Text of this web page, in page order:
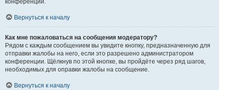
конференции.
Вернуться к началу
Как мне пожаловаться на сообщения модератору?
Рядом с каждым сообщением вы увидите кнопку, предназначенную для
отправки жалобы на него, если это разрешено администратором
конференции. Щёлкнув по этой кнопке, вы пройдёте через ряд шагов,
необходимых для оправки жалобы на сообщение.
Вернуться к началу